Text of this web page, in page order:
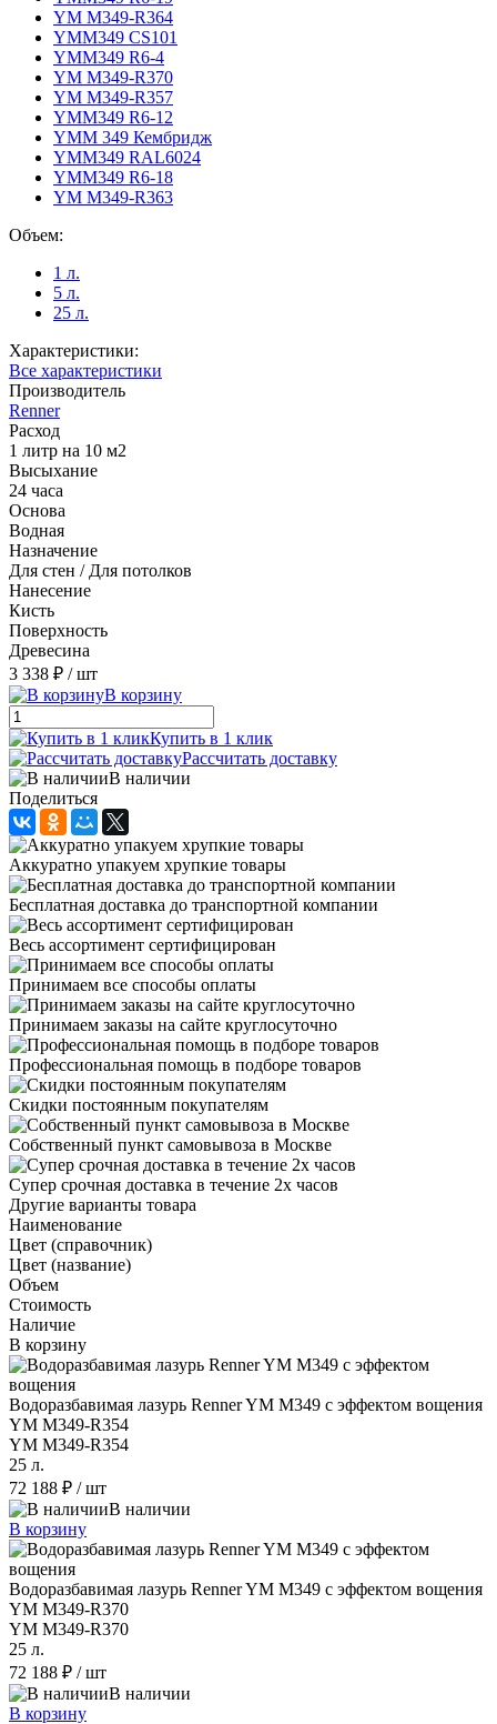
YM M349-R364
YMM349 CS101
YMM349 R6-4
YM M349-R370
YM M349-R357
YMM349 R6-12
YMM 349 Кембридж
YMM349 RAL6024
YMM349 R6-18
YM M349-R363
Объем:
1 л.
5 л.
25 л.
Характеристики:
Все характеристики
Производитель
Renner
Расход
1 литр на 10 м2
Высыхание
24 часа
Основа
Водная
Назначение
Для стен / Для потолков
Нанесение
Кисть
Поверхность
Древесина
3 338 ₽ / шт
В корзину
Купить в 1 клик
Рассчитать доставку
В наличии
Поделиться
Аккуратно упакуем хрупкие товары
Бесплатная доставка до транспортной компании
Весь ассортимент сертифицирован
Принимаем все способы оплаты
Принимаем заказы на сайте круглосуточно
Профессиональная помощь в подборе товаров
Скидки постоянным покупателям
Собственный пункт самовывоза в Москве
Супер срочная доставка в течение 2х часов
Другие варианты товара
Наименование
Цвет (справочник)
Цвет (название)
Объем
Стоимость
Наличие
В корзину
Водоразбавимая лазурь Renner YM M349 с эффектом вощения
YM M349-R354
YM M349-R354
25 л.
72 188 ₽ / шт
В наличии
В корзину
Водоразбавимая лазурь Renner YM M349 с эффектом вощения
YM M349-R370
YM M349-R370
25 л.
72 188 ₽ / шт
В наличии
В корзину